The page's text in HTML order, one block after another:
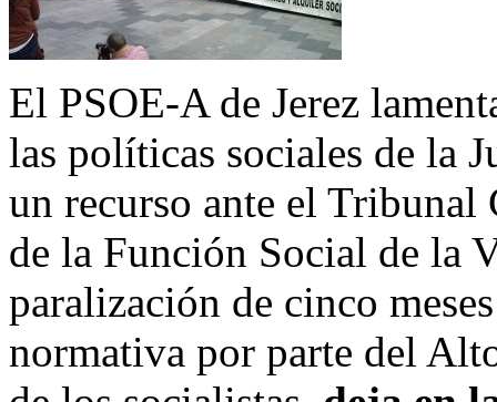
El PSOE-A de Jerez
las políticas sociales de la
un recurso ante el
de la Función Social de la
paralización de cinco
normativa por parte del